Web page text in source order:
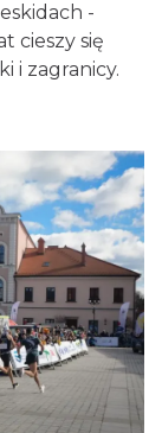
2026-08-15
-
cieszy się
i zagranicy.